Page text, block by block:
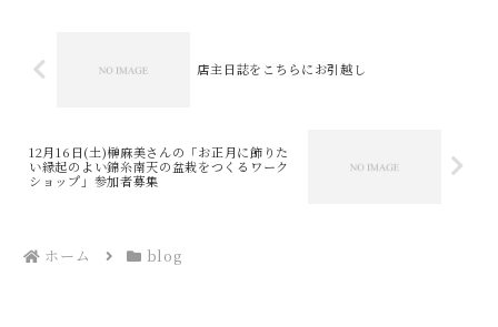
店主日誌をこちらにお引越し
12月16日(土)榊麻美さんの「お正月に飾りた
い縁起のよい錦糸南天の盆栽をつくるワーク
ショップ」参加者募集
ホーム blog